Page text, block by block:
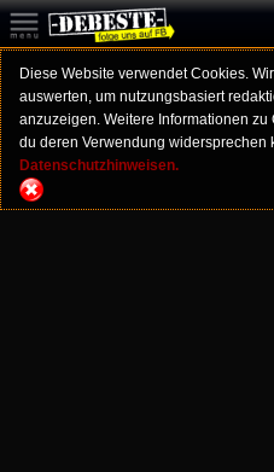
Diese Website verwendet Cookies.
auswerten, um nutzungsbasiert
anzuzeigen. Weitere Informationen
du deren Verwendung widersprechen
Datenschutzhinweisen.